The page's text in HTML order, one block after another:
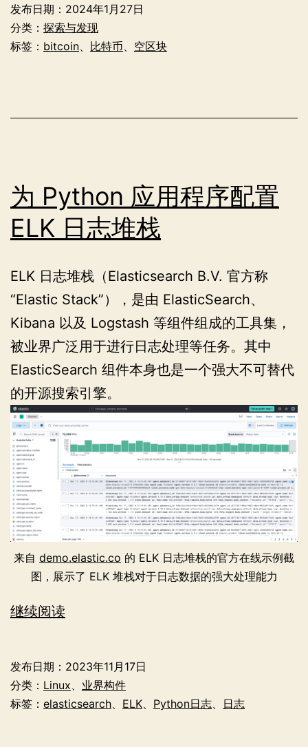
比
特
络
有
空
区
发布日期： 2024年1月27日
分类： 探索与发现
标签： bitcoin 比特币 空区块
为 Python 应用程序配置
ELK 日志堆栈
ELK 日志堆栈（Elasticsearch B.V. 官方称
“Elastic Stack”），是由 ElasticSearch、
Kibana 以及 Logstash 等组件组成的工具集，
被业界广泛用于进行日志处理等任务。其中
ElasticSearch 组件本身也是一个强大不可替代
的开源搜索引擎。
来自 demo.elastic.co 的 ELK 日志堆栈的官方在线示例截
图，展示了 ELK 堆栈对于日志数据的强大处理能力
继续阅读
用
程
发布日期： 2023年11月17日
分类： Linux、 业界构件
标签： elasticsearch、 ELK、 Python日志、 日志